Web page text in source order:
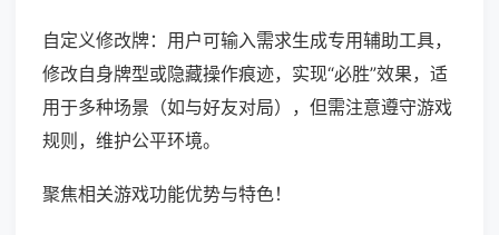
自定义修改牌：用户可输入需求生成专用辅助工具，
修改自身牌型或隐藏操作痕迹，实现“必胜”效果，适
用于多种场景（如与好友对局），但需注意遵守游戏
规则，维护公平环境。
聚焦相关游戏功能优势与特色！